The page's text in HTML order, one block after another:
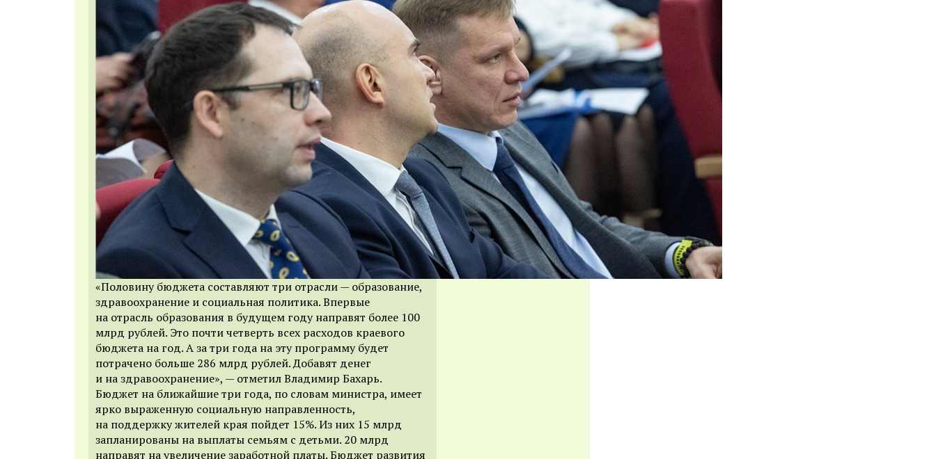
«Половину бюджета составляют три отрасли — образование,
здравоохранение и социальная политика. Впервые
на отрасль образования в будущем году направят более 100
млрд рублей. Это почти четверть всех расходов краевого
бюджета на год. А за три года на эту программу будет
потрачено больше 286 млрд рублей. Добавят денег
и на здравоохранение», — отметил Владимир Бахарь.
Бюджет на ближайшие три года, по словам министра, имеет
ярко выраженную социальную направленность,
на поддержку жителей края пойдет 15%. Из них 15 млрд
запланированы на выплаты семьям с детьми. 20 млрд
направят на увеличение заработной платы. Бюджет развития